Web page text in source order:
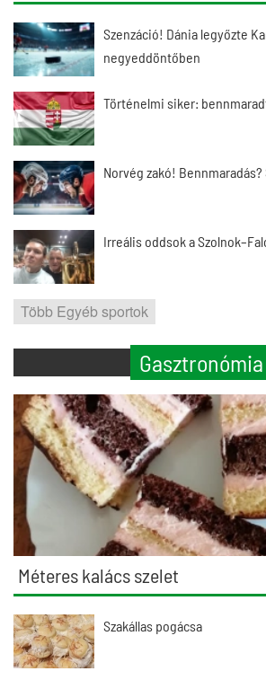
Szenzáció! Dánia legyőzte
negyeddöntőben
Történelmi siker:
Norvég zakó!
Irreális oddsok a
Több Egyéb sportok
Gasztronómia
Méteres kalács szelet
Szakállas pogácsa